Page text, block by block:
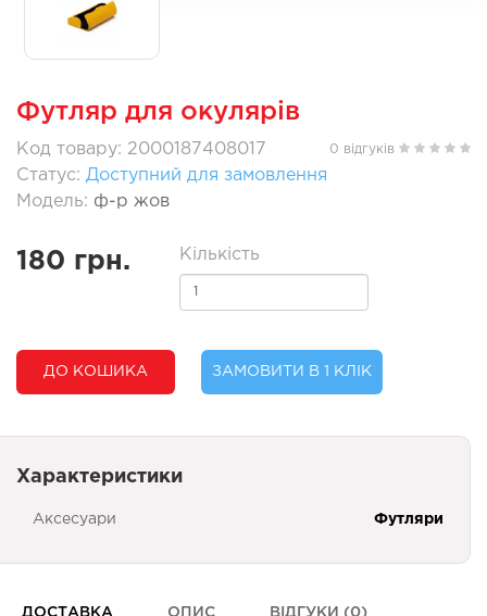
Футляр для окулярів
Код товару: 2000187408017
Статус: Доступний для замовлення
Модель: ф-р жов
0 відгуків
180 грн. Кількість
ДО КОШИКА ЗАМОВИТИ В 1 КЛІК
Характеристики
Аксесуари Футляри
ДОСТАВКА ОПИС ВІДГУКИ (0)